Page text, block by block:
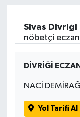
Sivas Divriği
nöbetçi
DİVRİĞİ
NACİ
Yol Tarifi Al
Havran